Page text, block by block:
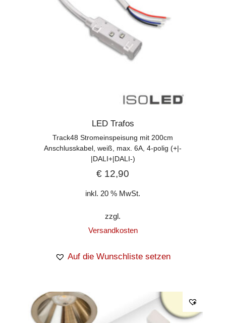
LED Trafos
Track48 Stromeinspeisung mit 200cm
Anschlusskabel, weiß, max. 6A, 4-polig (+|-
|DALI+|DALI-)
€ 12,90
inkl. 20 % MwSt.
zzgl.
Versandkosten
Auf die Wunschliste setzen